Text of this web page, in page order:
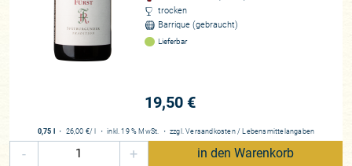
trocken
Barrique (gebraucht)
Lieferbar
19,50 €
0,75 l ・ 26,00 €/ l ・inkl. 19 % MwSt. ・ zzgl.Versandkosten / Lebensmittelangaben
- + in den Warenkorb